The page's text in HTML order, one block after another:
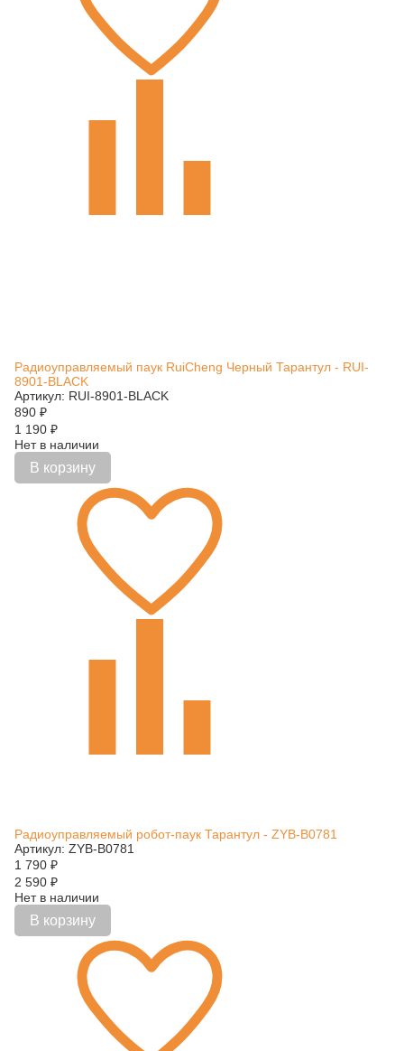
Радиоуправляемый паук RuiCheng Черный Тарантул - RUI-
8901-BLACK
Артикул: RUI-8901-BLACK
890 ₽
1 190 ₽
Нет в наличии
В корзину
Радиоуправляемый робот-паук Тарантул - ZYB-B0781
Артикул: ZYB-B0781
1 790 ₽
2 590 ₽
Нет в наличии
В корзину